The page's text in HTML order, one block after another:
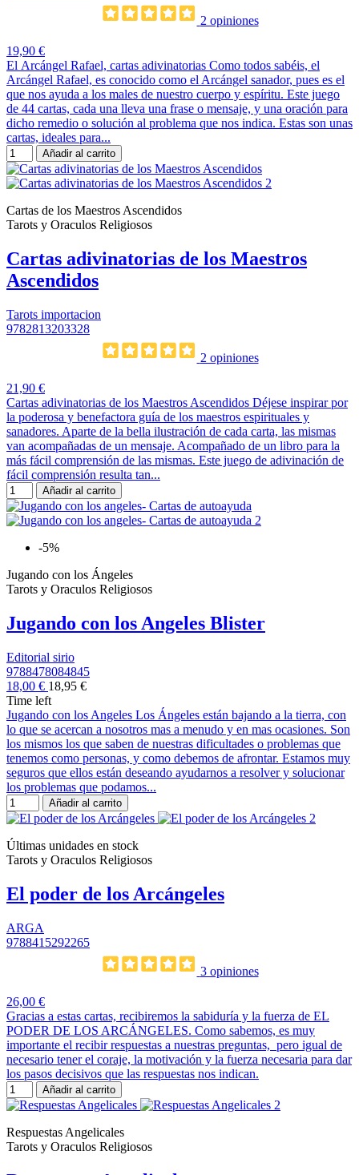
2 opiniones
19,90 €
El Arcángel Rafael, cartas adivinatorias Como todos sabéis, el
Arcángel Rafael, es conocido como el Arcángel sanador, pues es el
que nos ayuda a los males de nuestro cuerpo y espíritu. Este juego
de 44 cartas, cada una lleva una frase o mensaje, y una oración para
dicho remedio o solución al problema que nos indica. Estas son unas
cartas, ideales para...
Añadir al carrito
Cartas de los Maestros Ascendidos
Tarots y Oraculos Religiosos
Cartas adivinatorias de los Maestros
Ascendidos
Tarots importacion
9782813203328
2 opiniones
21,90 €
Cartas adivinatorias de los Maestros Ascendidos Déjese inspirar por
la poderosa y benefactora guía de los maestros espirituales y
sanadores. Aparte de la bella ilustración de cada carta, las mismas
van acompañadas de un mensaje. Acompañado de un libro para la
más fácil comprensión de las mismas. Este juego de adivinación de
fácil comprensión resulta tan...
Añadir al carrito
-5%
Jugando con los Ángeles
Tarots y Oraculos Religiosos
Jugando con los Angeles Blister
Editorial sirio
9788478084845
18,00 € 18,95 €
Time left
Jugando con los Angeles Los Ángeles están bajando a la tierra, con
lo que se acercan a nosotros mas a menudo y en mas ocasiones. Son
los mismos los que saben de nuestras dificultades o problemas que
tenemos como personas, y como debemos de afrontar. Estamos muy
seguros que ellos están deseando ayudarnos a resolver y solucionar
los problemas que podamos...
Añadir al carrito
Últimas unidades en stock
Tarots y Oraculos Religiosos
El poder de los Arcángeles
ARGA
9788415292265
3 opiniones
26,00 €
Gracias a estas cartas, recibiremos la sabiduría y la fuerza de EL
PODER DE LOS ARCÁNGELES. Como sabemos, es muy
importante el recibir respuestas a nuestras preguntas, pero igual de
necesario tener el coraje, la motivación y la fuerza necesaria para dar
los pasos decisivos que las respuestas nos indican.
Añadir al carrito
Respuestas Angelicales
Tarots y Oraculos Religiosos